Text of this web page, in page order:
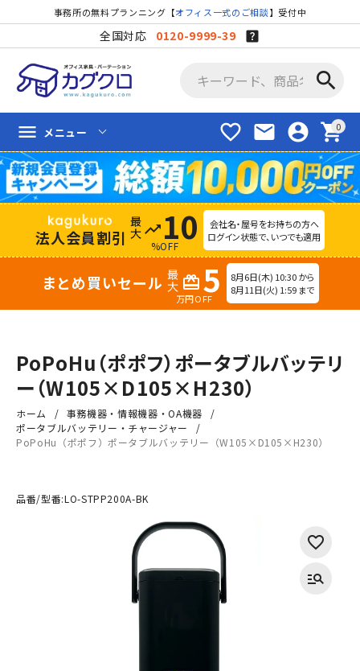
事務所の無料プランニング【オフィス一式のご相談】受付中
全国対応 0120-9999-39
search
favorite_border mail account_circle shopping_cart
menu メニュー
法人会員割引 trending_up 10
%OFF
会社名・屋号をお持ちの方へ
ログイン状態で、いつでも適用
まとめ買いセール redeem 5
万円OFF
8月6日(木) 10:30 から
8月11日(火) 1:59 まで
PoPoHu（ポポフ）ポータブルバッテリ
ー（W105×D105×H230）
ホーム
事務機器・情報機器・OA機器
ポータブルバッテリー・チャージャー
PoPoHu（ポポフ）ポータブルバッテリー（W105×D105×H230）
品番/型番:LO-STPP200A-BK